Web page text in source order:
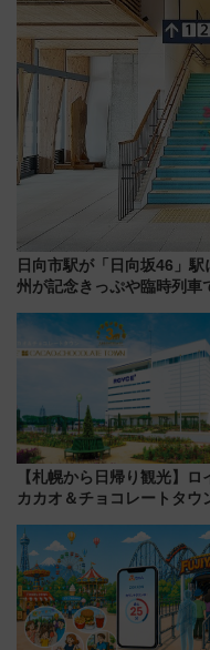
日向市駅が「日向坂46」
州が記念きっぷや臨時列
【札幌から日帰り観光】ロ
カカオ＆チョコレートタウ
詰め放題を開催、ロイズタ
駅からのアクセスも